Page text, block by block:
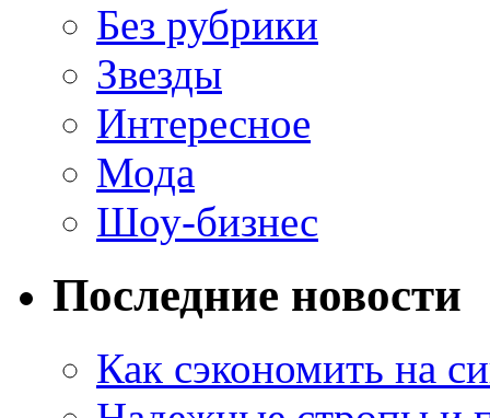
Без рубрики
Звезды
Интересное
Мода
Шоу-бизнес
Последние новости
Как сэкономить на